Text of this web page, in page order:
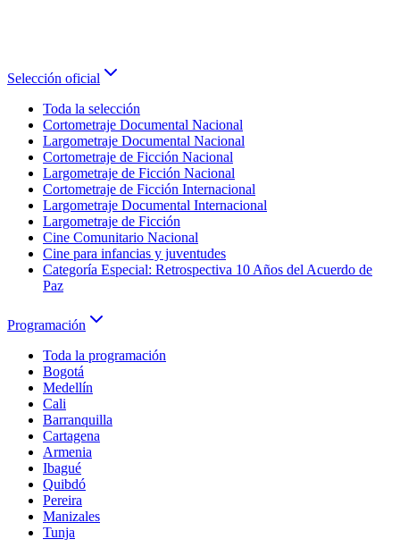
Selección oficial
Toda la selección
Cortometraje Documental Nacional
Largometraje Documental Nacional
Cortometraje de Ficción Nacional
Largometraje de Ficción Nacional
Cortometraje de Ficción Internacional
Largometraje Documental Internacional
Largometraje de Ficción
Cine Comunitario Nacional
Cine para infancias y juventudes
Categoría Especial: Retrospectiva 10 Años del Acuerdo de
Paz
Programación
Toda la programación
Bogotá
Medellín
Cali
Barranquilla
Cartagena
Armenia
Ibagué
Quibdó
Pereira
Manizales
Tunja